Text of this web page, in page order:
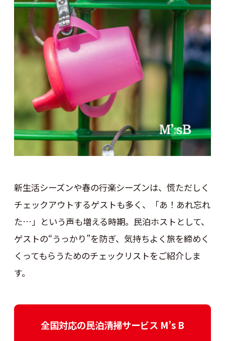
新生活シーズンや春の行楽シーズンは、慌ただしく
チェックアウトするゲストも多く、「あ！あれ忘れ
た…」という声も増える時期。民泊ホストとして、
ゲストの“うっかり”を防ぎ、気持ちよく旅を締めく
くってもらうためのチェックリストをご紹介しま
す。
全国対応の民泊清掃サービス M’s B